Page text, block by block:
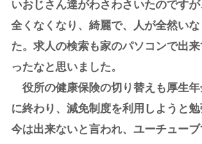
いおじさん達がわさわさいたのです
全くなくなり、綺麗で、人が全然い
た。求人の検索も家のパソコンで出
ったなと思いました。
役所の健康保険の切り替えも厚生年
に終わり、減免制度を利用しようと勉
今は出来ないと言われ、ユーチュー